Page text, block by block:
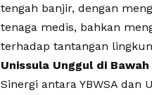
tengah banjir, dengan
tenaga medis, bahkan
terhadap tantangan
Unissula Unggul di
​Sinergi antara YBWSA dan